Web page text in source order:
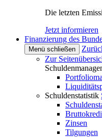
Die letzten
Jetzt informieren
Finanzierung des
Menü schließen
Zur
Schuldenstatistik
Zinsen
Tilgungen